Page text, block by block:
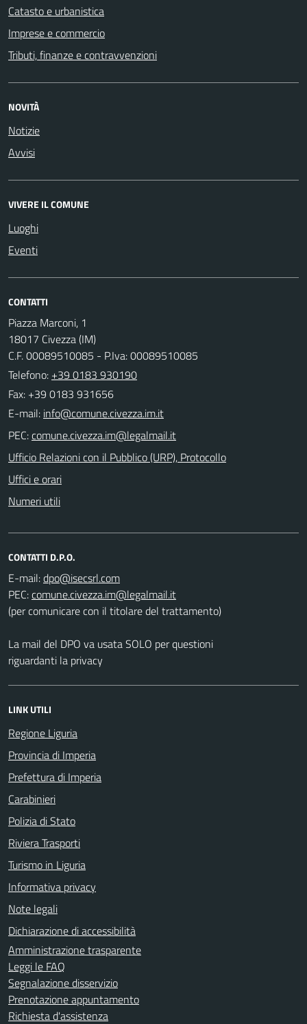
Catasto e urbanistica
Imprese e commercio
Tributi, finanze e contravvenzioni
NOVITÀ
Notizie
Avvisi
VIVERE IL COMUNE
Luoghi
Eventi
CONTATTI
Piazza Marconi, 1
18017 Civezza (IM)
C.F. 00089510085 - P.Iva: 00089510085
Telefono: +39 0183 930190
Fax: +39 0183 931656
E-mail:
PEC:
Ufficio Relazioni con il Pubblico (URP), Protocollo
Uffici e orari
Numeri utili
CONTATTI D.P.O.
E-mail:
PEC:
(per comunicare con il titolare del trattamento)
La mail del DPO va usata SOLO per questioni
riguardanti la privacy
LINK UTILI
Regione Liguria
Provincia di Imperia
Prefettura di Imperia
Carabinieri
Polizia di Stato
Riviera Trasporti
Turismo in Liguria
Informativa privacy
Note legali
Dichiarazione di accessibilità
Amministrazione trasparente
Leggi le FAQ
Segnalazione disservizio
Prenotazione appuntamento
Richiesta d'assistenza